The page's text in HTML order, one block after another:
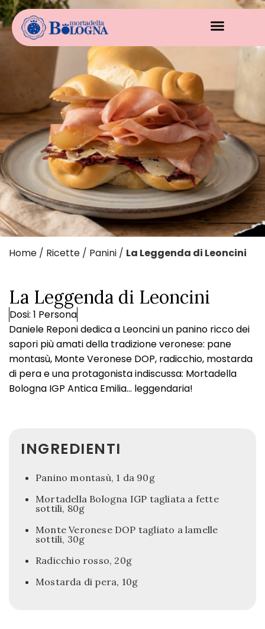
Home / Ricette / Panini / La Leggenda di Leoncini
La Leggenda di Leoncini
Dosi: 1 Persona
Daniele Reponi dedica a Leoncini un panino ricco dei
sapori più amati della tradizione veronese: pane
montasù, Monte Veronese DOP, radicchio, mostarda
di pera e una protagonista indiscussa: Mortadella
Bologna IGP Antica Emilia… leggendaria!
INGREDIENTI
Panino montasù, 1 da 90g
Mortadella Bologna IGP tagliata a fette
sottili, 80g
Monte Veronese DOP tagliato a lamelle
sottili, 30g
Radicchio rosso, 20g
Mostarda di pera, 10g